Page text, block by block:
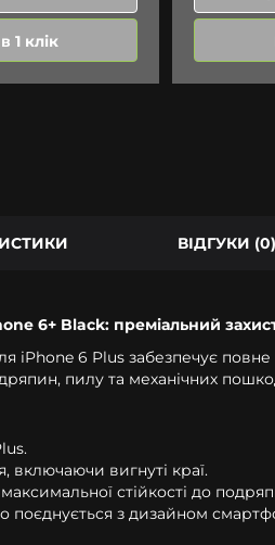
1 клік
ВІДГУКИ (0)
6+ Black: преміальний
iPhone 6 Plus забезпечує повне
пилу та механічних
включаючи вигнуті краї.
стійкості до
поєднується з дизайном